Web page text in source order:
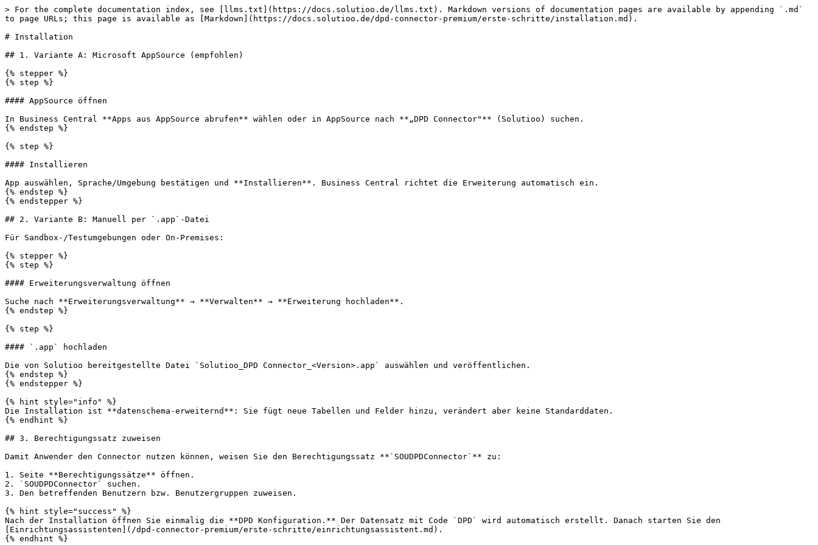
> For the complete documentation index, see [llms.txt](https://docs.solutioo.de/llms.txt). Markdown versions of documentation pages are available by appending `.md`
to page URLs; this page is available as [Markdown](https://docs.solutioo.de/dpd-connector-premium/erste-schritte/installation.md).
# Installation
## 1. Variante A: Microsoft AppSource (empfohlen)
{% stepper %}
{% step %}
#### AppSource öffnen
In Business Central **Apps aus AppSource abrufen** wählen oder in AppSource nach **„DPD Connector"** (Solutioo) suchen.
{% endstep %}
{% step %}
#### Installieren
App auswählen, Sprache/Umgebung bestätigen und **Installieren**. Business Central richtet die Erweiterung automatisch ein.
{% endstep %}
{% endstepper %}
## 2. Variante B: Manuell per `.app`-Datei
Für Sandbox-/Testumgebungen oder On-Premises:
{% stepper %}
{% step %}
#### Erweiterungsverwaltung öffnen
Suche nach **Erweiterungsverwaltung** → **Verwalten** → **Erweiterung hochladen**.
{% endstep %}
{% step %}
#### `.app` hochladen
Die von Solutioo bereitgestellte Datei `Solutioo_DPD Connector_<Version>.app` auswählen und veröffentlichen.
{% endstep %}
{% endstepper %}
{% hint style="info" %}
Die Installation ist **datenschema-erweiternd**: Sie fügt neue Tabellen und Felder hinzu, verändert aber keine Standarddaten.
{% endhint %}
## 3. Berechtigungssatz zuweisen
Damit Anwender den Connector nutzen können, weisen Sie den Berechtigungssatz **`SOUDPDConnector`** zu:
1. Seite **Berechtigungssätze** öffnen.
2. `SOUDPDConnector` suchen.
3. Den betreffenden Benutzern bzw. Benutzergruppen zuweisen.
{% hint style="success" %}
Nach der Installation öffnen Sie einmalig die **DPD Konfiguration.** Der Datensatz mit Code `DPD` wird automatisch erstellt. Danach starten Sie den
[Einrichtungsassistenten](/dpd-connector-premium/erste-schritte/einrichtungsassistent.md).
{% endhint %}